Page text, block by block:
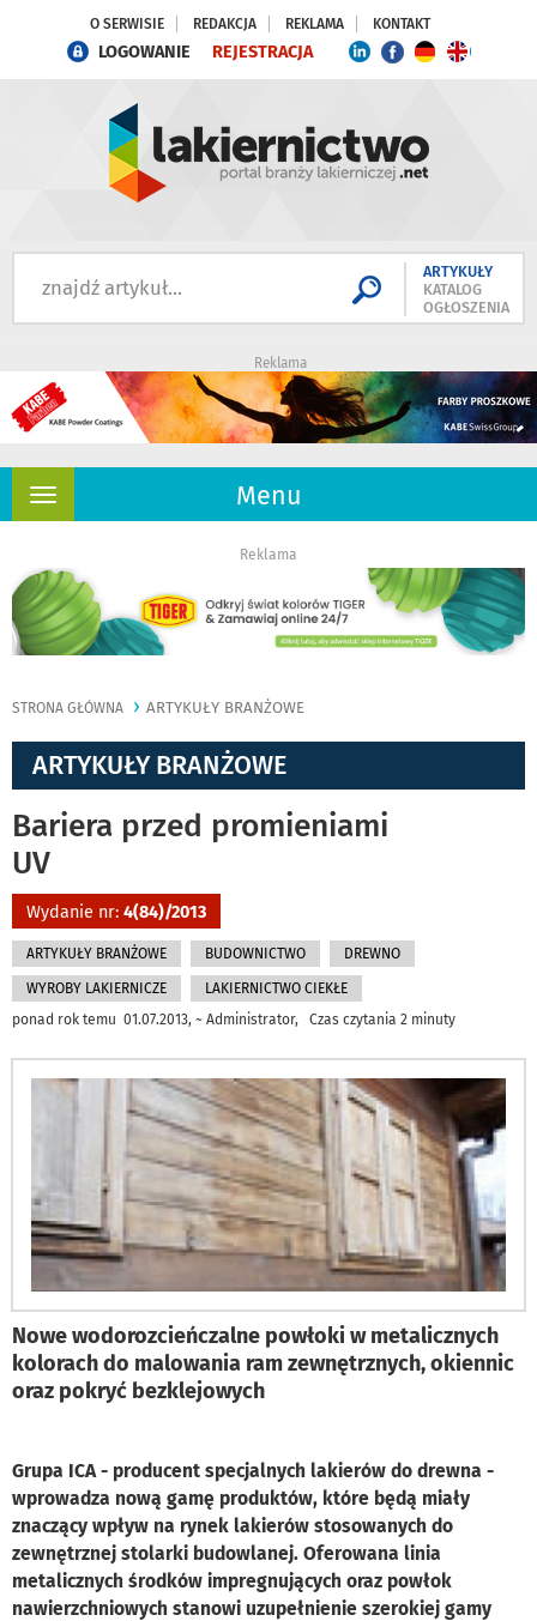
O SERWISIE REDAKCJA REKLAMA KONTAKT
LOGOWANIE REJESTRACJA
ARTYKUŁY
KATALOG
OGŁOSZENIA
Reklama
Menu
Rozwiń
Reklama
STRONA GŁÓWNA ARTYKUŁY BRANŻOWE
ARTYKUŁY BRANŻOWE
Bariera przed promieniami
UV
Wydanie nr: 4(84)/2013
ARTYKUŁY BRANŻOWE BUDOWNICTWO DREWNO
WYROBY LAKIERNICZE
LAKIERNICTWO CIEKŁE
ponad rok temu 01.07.2013, ~ Administrator, Czas czytania 2 minuty
Nowe wodorozcieńczalne powłoki w metalicznych
kolorach do malowania ram zewnętrznych, okiennic
oraz pokryć bezklejowych
Grupa ICA - producent specjalnych lakierów do drewna -
wprowadza nową gamę produktów, które będą miały
znaczący wpływ na rynek lakierów stosowanych do
zewnętrznej stolarki budowlanej. Oferowana linia
metalicznych środków impregnujących oraz powłok
nawierzchniowych stanowi uzupełnienie szerokiej gamy